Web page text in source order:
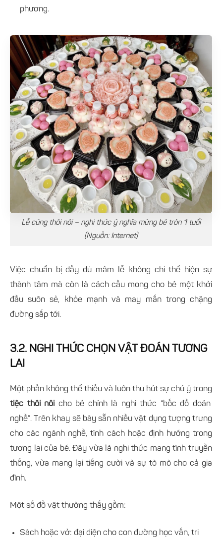
phương.
Lễ cúng thôi nôi – nghi thức ý nghĩa mừng bé tròn 1 tuổi
(Nguồn: Internet)
Việc chuẩn bị đầy đủ mâm lễ không chỉ thể hiện sự
thành tâm mà còn là cách cầu mong cho bé một khởi
đầu suôn sẻ, khỏe mạnh và may mắn trong chặng
đường sắp tới.
3.2. NGHI THỨC CHỌN VẬT ĐOÁN TƯƠNG
LAI
Một phần không thể thiếu và luôn thu hút sự chú ý trong
tiệc thôi nôi cho bé chính là nghi thức “bốc đồ đoán
nghề”. Trên khay sẽ bày sẵn nhiều vật dụng tượng trưng
cho các ngành nghề, tính cách hoặc định hướng trong
tương lai của bé. Đây vừa là nghi thức mang tính truyền
thống, vừa mang lại tiếng cười và sự tò mò cho cả gia
đình.
Một số đồ vật thường thấy gồm:
Sách hoặc vở: đại diện cho con đường học vấn, tri